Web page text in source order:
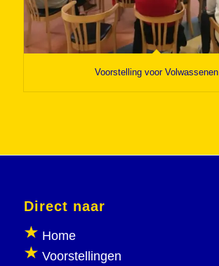
Voorstelling voor Volwassenen
Direct naar
Home
Voorstellingen